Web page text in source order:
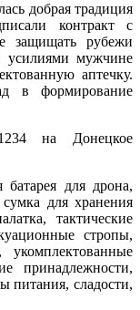
добрая традиция
контракт с
защищать рубежи
усилиями мужчине
аптечку.
в формирование
на Донецкое
батарея для дрона,
для хранения
тактические
стропы,
принадлежности,
питания, сладости,